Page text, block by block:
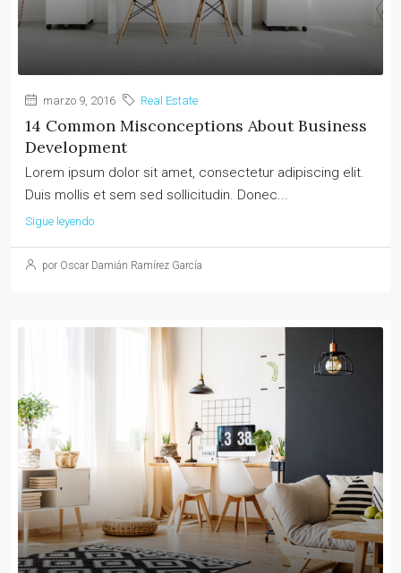
marzo 9, 2016 Real Estate
14 Common Misconceptions About Business
Development
Lorem ipsum dolor sit amet, consectetur adipiscing elit.
Duis mollis et sem sed sollicitudin. Donec...
Sigue leyendo
por Oscar Damián Ramírez García